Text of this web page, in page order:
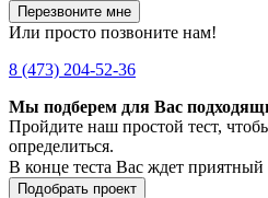
Перезвоните мне
Или просто позвоните нам!
8 (473) 204-52-36
Мы подберем для Вас
Пройдите наш простой тест,
определиться.
В конце теста Вас ждет
Подобрать проект